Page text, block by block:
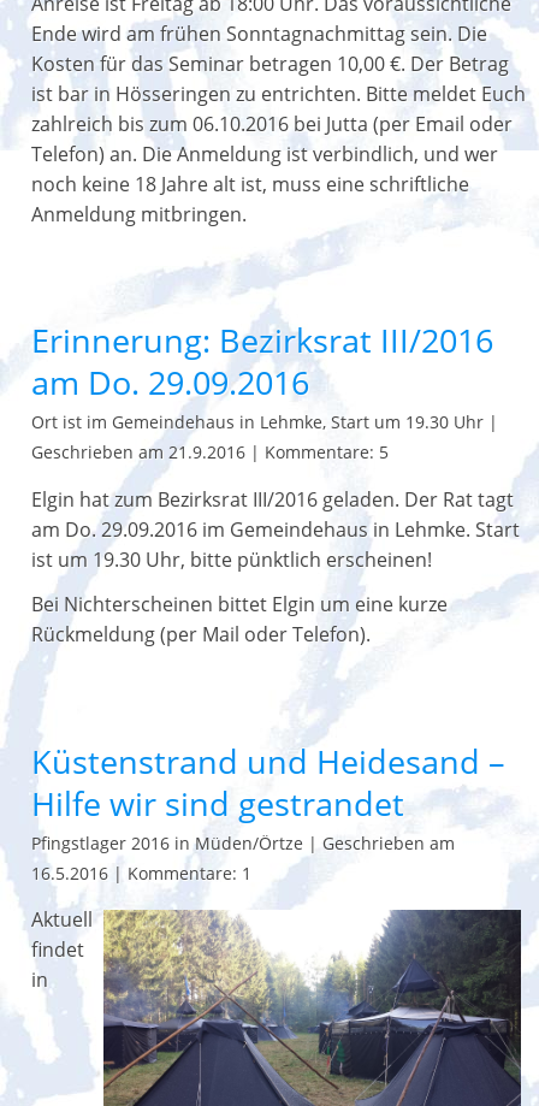
Ende wird am frühen Sonntagnachmittag sein. Die
Kosten für das Seminar betragen 10,00 €. Der Betrag
ist bar in Hösseringen zu entrichten. Bitte meldet Euch
zahlreich bis zum 06.10.2016 bei Jutta (per Email oder
Telefon) an. Die Anmeldung ist verbindlich, und wer
noch keine 18 Jahre alt ist, muss eine schriftliche
Anmeldung mitbringen.
Erinnerung: Bezirksrat III/2016
am Do. 29.09.2016
Ort ist im Gemeindehaus in Lehmke, Start um 19.30 Uhr |
Geschrieben am 21.9.2016 | Kommentare: 5
Elgin hat zum Bezirksrat III/2016 geladen. Der Rat tagt
am Do. 29.09.2016 im Gemeindehaus in Lehmke. Start
ist um 19.30 Uhr, bitte pünktlich erscheinen!
Bei Nichterscheinen bittet Elgin um eine kurze
Rückmeldung (per Mail oder Telefon).
Küstenstrand und Heidesand –
Hilfe wir sind gestrandet
Pfingstlager 2016 in Müden/Örtze | Geschrieben am
16.5.2016 | Kommentare: 1
Aktuell
findet
in